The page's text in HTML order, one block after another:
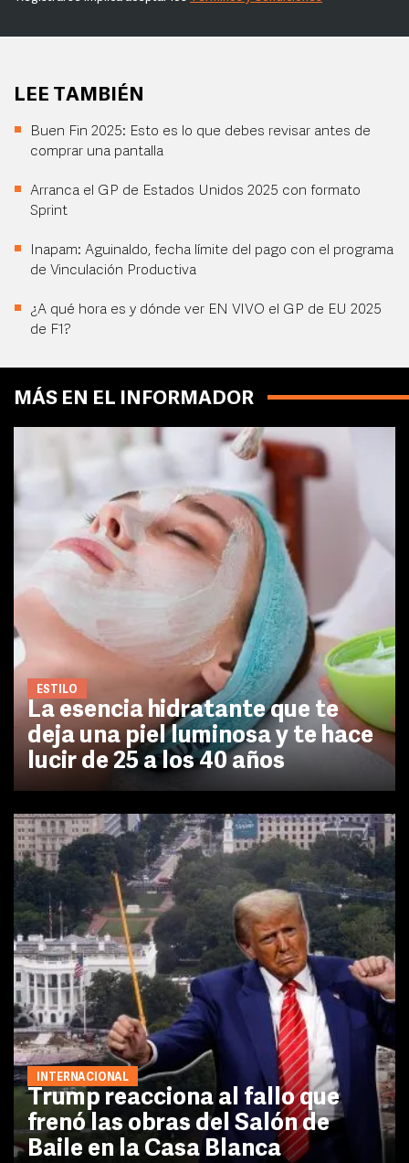
LEE TAMBIÉN
Buen Fin 2025: Esto es lo que debes revisar antes de
comprar una pantalla
Arranca el GP de Estados Unidos 2025 con formato
Sprint
Inapam: Aguinaldo, fecha límite del pago con el programa
de Vinculación Productiva
¿A qué hora es y dónde ver EN VIVO el GP de EU 2025
de F1?
MÁS EN EL INFORMADOR
ESTILO
La esencia hidratante que te
deja una piel luminosa y te hace
lucir de 25 a los 40 años
INTERNACIONAL
Trump reacciona al fallo que
frenó las obras del Salón de
Baile en la Casa Blanca